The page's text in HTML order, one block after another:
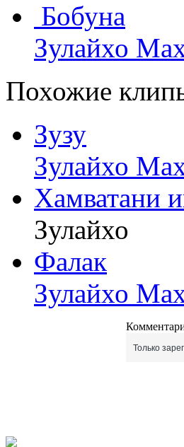
Бобуна
Зулайхо
Похожие
Зузу
Зулайхо
Хамватани
Зулайхо
Фалак
Зулайхо
Только